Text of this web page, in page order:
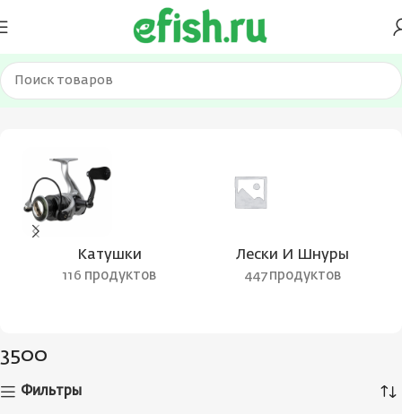
Главная Товар Размер шпули 3500
Катушки
116 продуктов
Лески И Шнуры
447 продуктов
3500
Фильтры